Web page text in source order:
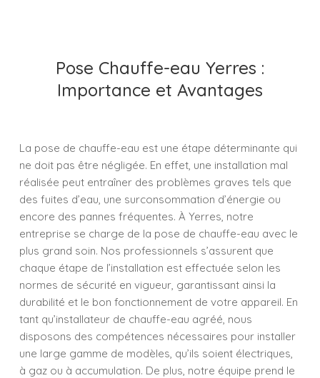
Pose Chauffe-eau Yerres :
Importance et Avantages
La pose de chauffe-eau est une étape déterminante qui
ne doit pas être négligée. En effet, une installation mal
réalisée peut entraîner des problèmes graves tels que
des fuites d’eau, une surconsommation d’énergie ou
encore des pannes fréquentes. À Yerres, notre
entreprise se charge de la pose de chauffe-eau avec le
plus grand soin. Nos professionnels s’assurent que
chaque étape de l’installation est effectuée selon les
normes de sécurité en vigueur, garantissant ainsi la
durabilité et le bon fonctionnement de votre appareil. En
tant qu’installateur de chauffe-eau agréé, nous
disposons des compétences nécessaires pour installer
une large gamme de modèles, qu’ils soient électriques,
à gaz ou à accumulation. De plus, notre équipe prend le